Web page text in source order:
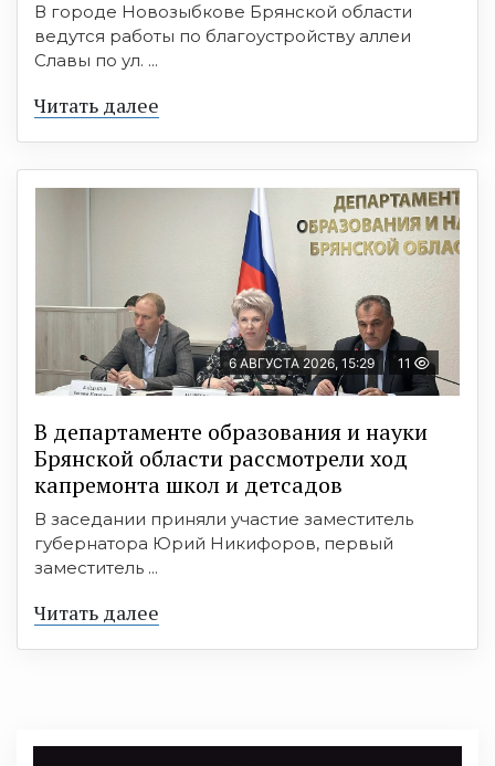
В городе Новозыбкове Брянской области
ведутся работы по благоустройству аллеи
Славы по ул. ...
Читать далее
6 АВГУСТА 2026, 15:29 11
В департаменте образования и науки
Брянской области рассмотрели ход
капремонта школ и детсадов
В заседании приняли участие заместитель
губернатора Юрий Никифоров, первый
заместитель ...
Читать далее